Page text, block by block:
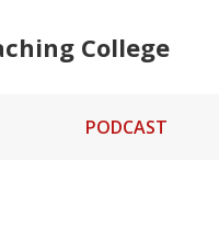
College
PODCAST